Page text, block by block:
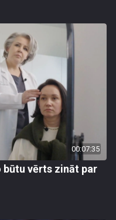
00:07:35
vērts zināt par